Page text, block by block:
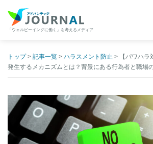
content
「ウェルビーイングに働く」を考えるメディア
トップ> 記事一覧 > ハラスメント防止 >
【パワハ
発生するメカニズムとは？背景にある行為者と職場